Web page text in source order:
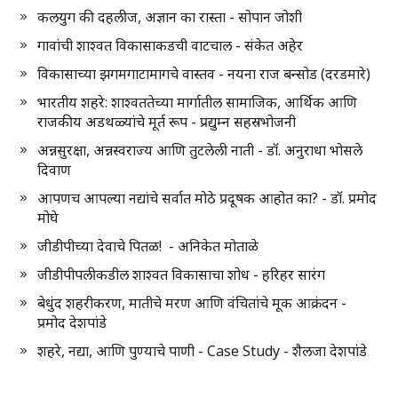
कलयुग की दहलीज, अज्ञान का रास्ता - सोपान जोशी
गावांची शाश्वत विकासाकडची वाटचाल - संकेत अहेर
विकासाच्या झगमगाटामागचे वास्तव - नयना राज बन्सोड (दरडमारे)
भारतीय शहरे: शाश्वततेच्या मार्गातील सामाजिक, आर्थिक आणि
राजकीय अडथळ्यांचे मूर्त रूप - प्रद्युम्न सहस्रभोजनी
अन्नसुरक्षा, अन्नस्वराज्य आणि तुटलेली नाती - डॉ. अनुराधा भोसले
दिवाण
आपणच आपल्या नद्यांचे सर्वात मोठे प्रदूषक आहोत का? - डॉ. प्रमोद
मोघे
जीडीपीच्या देवाचे पितळ! - अनिकेत मोताळे
जीडीपीपलीकडील शाश्वत विकासाचा शोध - हरिहर सारंग
बेधुंद शहरीकरण, मातीचे मरण आणि वंचितांचे मूक आक्रंदन -
प्रमोद देशपांडे
शहरे, नद्या, आणि पुण्याचे पाणी - Case Study - शैलजा देशपांडे